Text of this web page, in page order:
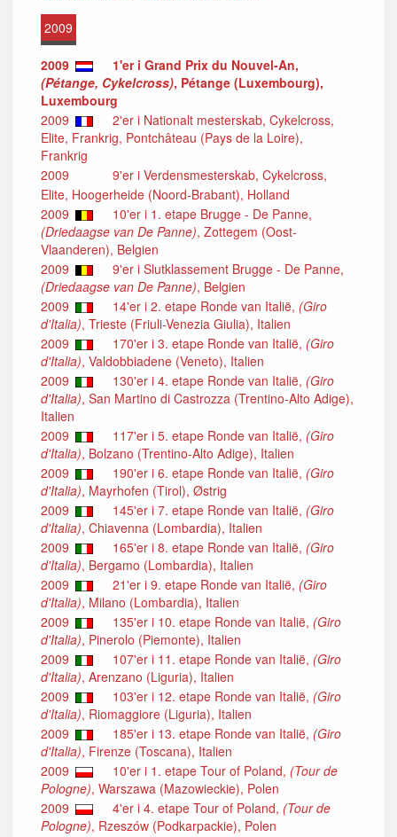
2009
2009
1'er i Grand Prix du Nouvel-An,
(Pétange, Cykelcross), Pétange (Luxembourg),
Luxembourg
2009
2'er i Nationalt mesterskab, Cykelcross,
Elite, Frankrig, Pontchâteau (Pays de la Loire),
Frankrig
2009
9'er i Verdensmesterskab, Cykelcross,
Elite, Hoogerheide (Noord-Brabant), Holland
2009
10'er i 1. etape Brugge - De Panne,
(Driedaagse van De Panne), Zottegem (Oost-
Vlaanderen), Belgien
2009
9'er i Slutklassement Brugge - De Panne,
(Driedaagse van De Panne), Belgien
2009
14'er i 2. etape Ronde van Italië, (Giro
d'Italia), Trieste (Friuli-Venezia Giulia), Italien
2009
170'er i 3. etape Ronde van Italië, (Giro
d'Italia), Valdobbiadene (Veneto), Italien
2009
130'er i 4. etape Ronde van Italië, (Giro
d'Italia), San Martino di Castrozza (Trentino-Alto Adige),
Italien
2009
117'er i 5. etape Ronde van Italië, (Giro
d'Italia), Bolzano (Trentino-Alto Adige), Italien
2009
190'er i 6. etape Ronde van Italië, (Giro
d'Italia), Mayrhofen (Tirol), Østrig
2009
145'er i 7. etape Ronde van Italië, (Giro
d'Italia), Chiavenna (Lombardia), Italien
2009
165'er i 8. etape Ronde van Italië, (Giro
d'Italia), Bergamo (Lombardia), Italien
2009
21'er i 9. etape Ronde van Italië, (Giro
d'Italia), Milano (Lombardia), Italien
2009
135'er i 10. etape Ronde van Italië, (Giro
d'Italia), Pinerolo (Piemonte), Italien
2009
107'er i 11. etape Ronde van Italië, (Giro
d'Italia), Arenzano (Liguria), Italien
2009
103'er i 12. etape Ronde van Italië, (Giro
d'Italia), Riomaggiore (Liguria), Italien
2009
185'er i 13. etape Ronde van Italië, (Giro
d'Italia), Firenze (Toscana), Italien
2009
10'er i 1. etape Tour of Poland, (Tour de
Pologne), Warszawa (Mazowieckie), Polen
2009
4'er i 4. etape Tour of Poland, (Tour de
Pologne), Rzeszów (Podkarpackie), Polen